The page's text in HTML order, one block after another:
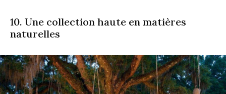
10. Une collection haute en matières
naturelles